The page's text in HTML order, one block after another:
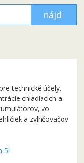
nájdi
technické účely.
chladiacich a
vo
a zvlhčovačov